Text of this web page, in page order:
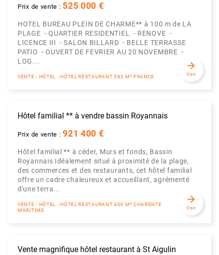
Prix de vente : 525 000 €
HOTEL BUREAU PLEIN DE CHARME** à 100 m de LA
PLAGE - QUARTIER RESIDENTIEL - RENOVE -
LICENCE III - SALON BILLARD - BELLE TERRASSE
PATIO - OUVERT DE FEVRIER AU 20 NOVEMBRE -
LOG...
VENTE - HÔTEL - HÔTEL RESTAURANT 593 M² FRANCE
arrow_forward
Voir
Hôtel familial ** à vendre bassin Royannais
Prix de vente :921 400 €
Hôtel familial ** à céder, Murs et fonds, Bassin
Royannais Idéalement situé à proximité de la plage,
des commerces et des restaurants, cet hôtel familial
offre un cadre chaleureux et accueillant, agrémenté
d'une terra...
VENTE - HÔTEL - HÔTEL RESTAURANT 400 M² CHARENTE
MARITIME
arrow_forward
Voir
Vente magnifique hôtel restaurant à St Aigulin